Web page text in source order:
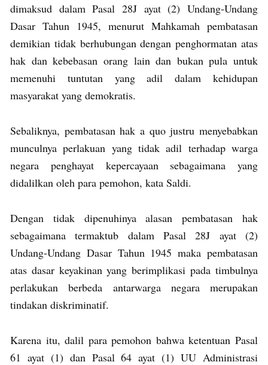
dimaksud dalam Pasal 28J ayat (2) Undang-Undang
Dasar Tahun 1945, menurut Mahkamah pembatasan
demikian tidak berhubungan dengan penghormatan atas
hak dan kebebasan orang lain dan bukan pula untuk
memenuhi tuntutan yang adil dalam kehidupan
masyarakat yang demokratis.
Sebaliknya, pembatasan hak a quo justru menyebabkan
munculnya perlakuan yang tidak adil terhadap warga
negara penghayat kepercayaan sebagaimana yang
didalilkan oleh para pemohon, kata Saldi.
Dengan tidak dipenuhinya alasan pembatasan hak
sebagaimana termaktub dalam Pasal 28J ayat (2)
Undang-Undang Dasar Tahun 1945 maka pembatasan
atas dasar keyakinan yang berimplikasi pada timbulnya
perlakukan berbeda antarwarga negara merupakan
tindakan diskriminatif.
Karena itu, dalil para pemohon bahwa ketentuan Pasal
61 ayat (1) dan Pasal 64 ayat (1) UU Administrasi